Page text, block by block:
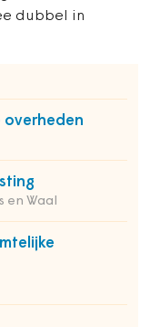
dubbel in
en Waal